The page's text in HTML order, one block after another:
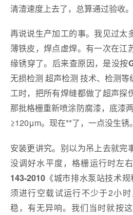
清渣速度上去了，总算通过验收。
再说说生产加工的事。我见过太
薄铁皮，焊点虚焊。有一次在江
缘锈穿了。后来查原因，是没按
无损检测 超声检测 技术、检测
工时，把所有焊缝都做了超声探
那批格栅重新喷涂防腐漆，底漆
≥120μm。现在**了，一点没生锈。
安装更讲究。别以为吊上去就完
没调好水平度，格栅运行时左
143-2010《城市排水泵站技术规
须进行空载试运行不少于2小
稳，有无异响。我们当时就按